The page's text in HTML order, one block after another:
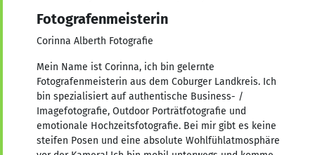
Fotografenmeisterin
Corinna Alberth Fotografie
Mein Name ist Corinna, ich bin gelernte
Fotografenmeisterin aus dem Coburger Landkreis. Ich
bin spezialisiert auf authentische Business- /
Imagefotografie, Outdoor Porträtfotografie und
emotionale Hochzeitsfotografie. Bei mir gibt es keine
steifen Posen und eine absolute Wohlfühlatmosphäre